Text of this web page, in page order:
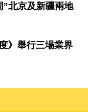
”北京及新疆兩地
》舉行三場業界